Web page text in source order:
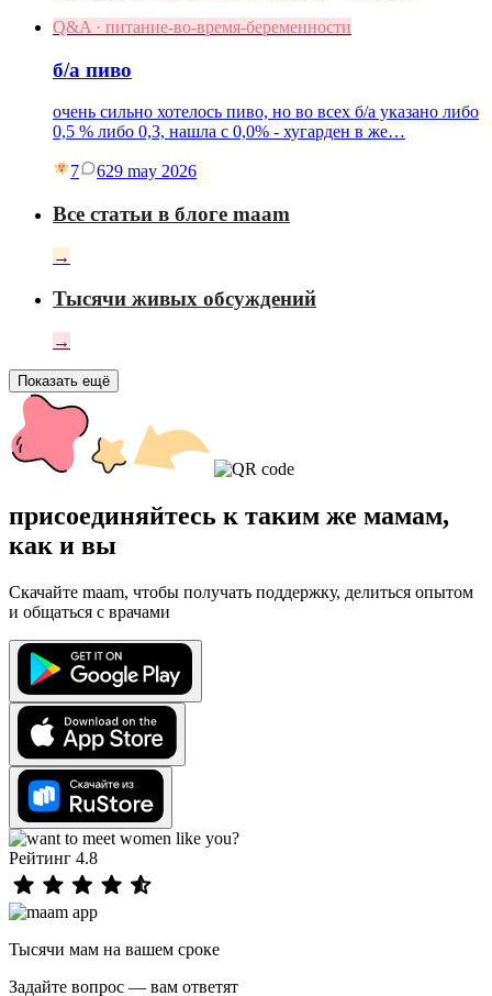
Q&A · питание-во-время-беременности
б/а пиво
очень сильно хотелось пиво, но во всех б/а указано либо
0,5 % либо 0,3, нашла с 0,0% - хугарден в же…
7 629 may 2026
Все статьи в блоге maam
→
Тысячи живых обсуждений
→
Показать ещё
присоединяйтесь к таким же мамам,
как и вы
Скачайте maam, чтобы получать поддержку, делиться опытом
и общаться с врачами
Рейтинг 4.8
Тысячи мам на вашем сроке
Задайте вопрос — вам ответят